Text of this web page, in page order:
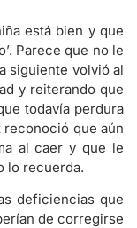
está bien y que
Parece que no le
siguiente volvió al
y reiterando que
todavía perdura
que aún
al caer y que le
lo recuerda.
deficiencias que
de corregirse